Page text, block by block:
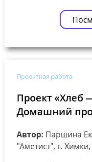
Проектная работа
Проект «Хлеб
Домашний
Автор: Паршина
"Аметист", г.